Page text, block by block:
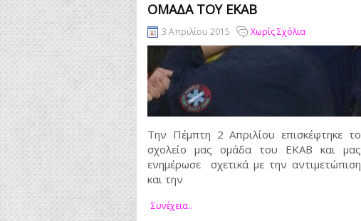
ΟΜΆΔΑ ΤΟΥ ΕΚΑΒ
3 Απριλίου 2015 Χωρίς Σχόλια
Την Πέμπτη 2 Απριλίου επισκέφτηκε το
σχολείο μας ομάδα του ΕΚΑΒ και μας
ενημέρωσε σχετικά με την αντιμετώπιση
και την
Συνέχεια..